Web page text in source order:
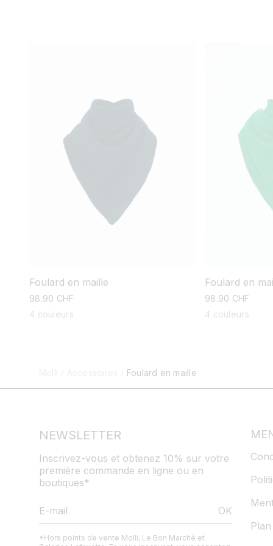
Foulard en maille
prix
habituel
98.90 CHF
4 couleurs
Foulard en
prix
habituel
98.90 CHF
4 couleurs
Foulard en maille
NEWSLETTER
Inscrivez-vous et obtenez 10% sur votre
première commande en ligne ou en
boutiques*
OK
*Hors points de vente Molli, Le Bon Marché et